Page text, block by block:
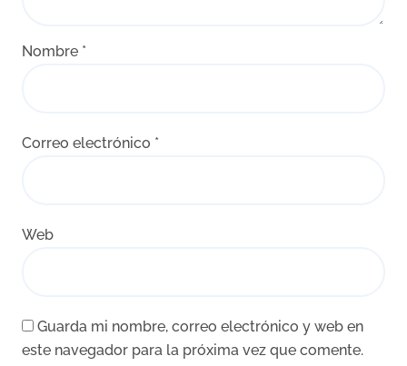
Nombre *
Correo electrónico *
Web
Guarda mi nombre, correo electrónico y web en
este navegador para la próxima vez que comente.